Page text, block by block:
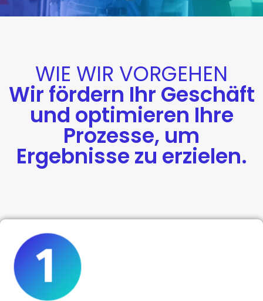
WIE WIR VORGEHEN
Wir fördern Ihr Geschäft
und optimieren Ihre
Prozesse, um
Ergebnisse zu erzielen.